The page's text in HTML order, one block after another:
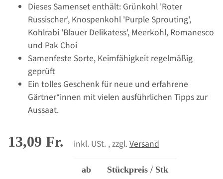
Dieses Samenset enthält: Grünkohl 'Roter
Russischer', Knospenkohl 'Purple Sprouting',
Kohlrabi 'Blauer Delikatess', Meerkohl, Romanesco
und Pak Choi
Samenfeste Sorte, Keimfähigkeit regelmäßig
geprüft
Ein tolles Geschenk für neue und erfahrene
Gärtner*innen mit vielen ausführlichen Tipps zur
Aussaat.
13,09 Fr. inkl. USt. , zzgl. Versand
ab Stückpreis / Stk